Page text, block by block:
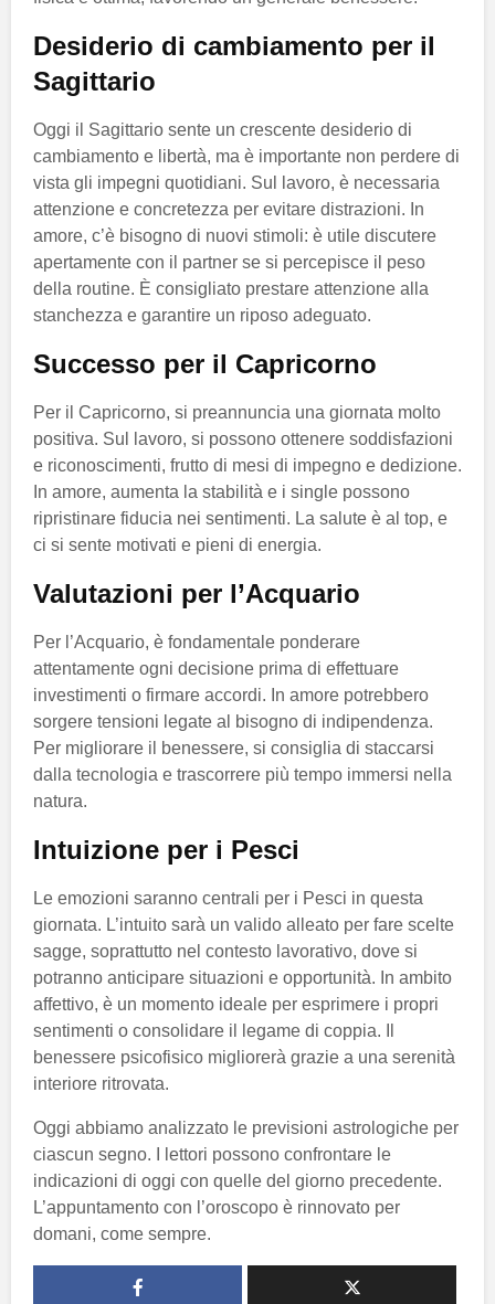
Desiderio di cambiamento per il
Sagittario
Oggi il Sagittario sente un crescente desiderio di
cambiamento e libertà, ma è importante non perdere di
vista gli impegni quotidiani. Sul lavoro, è necessaria
attenzione e concretezza per evitare distrazioni. In
amore, c’è bisogno di nuovi stimoli: è utile discutere
apertamente con il partner se si percepisce il peso
della routine. È consigliato prestare attenzione alla
stanchezza e garantire un riposo adeguato.
Successo per il Capricorno
Per il Capricorno, si preannuncia una giornata molto
positiva. Sul lavoro, si possono ottenere soddisfazioni
e riconoscimenti, frutto di mesi di impegno e dedizione.
In amore, aumenta la stabilità e i single possono
ripristinare fiducia nei sentimenti. La salute è al top, e
ci si sente motivati e pieni di energia.
Valutazioni per l’Acquario
Per l’Acquario, è fondamentale ponderare
attentamente ogni decisione prima di effettuare
investimenti o firmare accordi. In amore potrebbero
sorgere tensioni legate al bisogno di indipendenza.
Per migliorare il benessere, si consiglia di staccarsi
dalla tecnologia e trascorrere più tempo immersi nella
natura.
Intuizione per i Pesci
Le emozioni saranno centrali per i Pesci in questa
giornata. L’intuito sarà un valido alleato per fare scelte
sagge, soprattutto nel contesto lavorativo, dove si
potranno anticipare situazioni e opportunità. In ambito
affettivo, è un momento ideale per esprimere i propri
sentimenti o consolidare il legame di coppia. Il
benessere psicofisico migliorerà grazie a una serenità
interiore ritrovata.
Oggi abbiamo analizzato le previsioni astrologiche per
ciascun segno. I lettori possono confrontare le
indicazioni di oggi con quelle del giorno precedente.
L’appuntamento con l’oroscopo è rinnovato per
domani, come sempre.